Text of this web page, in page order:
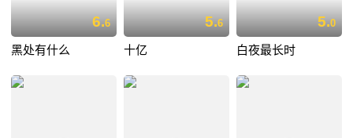
6.6
黑处有什么
5.6
十亿
5.0
白夜最长时